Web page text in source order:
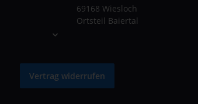
69168 Wiesloch
Ortsteil Baiertal
Vertrag widerrufen